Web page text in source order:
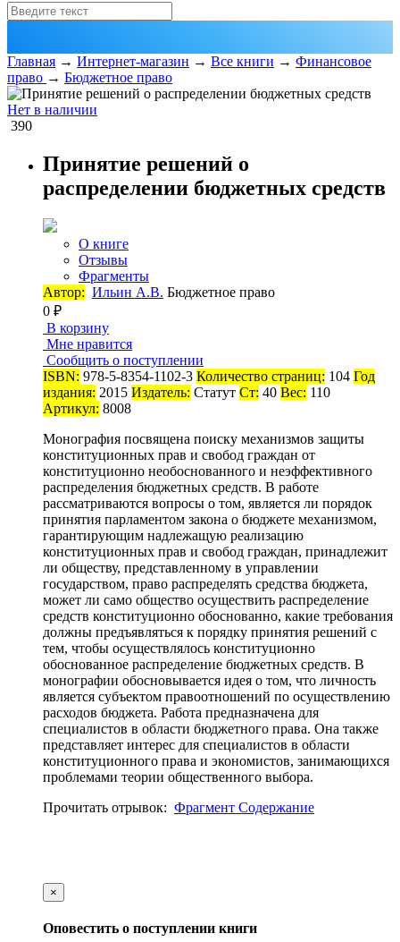
Главная → Интернет-магазин → Все книги → Финансовое
право → Бюджетное право
Нет в наличии
390
Принятие решений о
распределении бюджетных средств
О книге
Отзывы
Фрагменты
Автор: Ильин А.В. Бюджетное право
0 ₽
В корзину
Мне нравится
Сообщить о поступлении
ISBN: 978-5-8354-1102-3 Количество страниц: 104 Год
издания: 2015 Издатель: Статут Ст: 40 Вес: 110
Артикул: 8008
Монография посвящена поиску механизмов защиты
конституционных прав и свобод граждан от
конституционно необоснованного и неэффективного
распределения бюджетных средств. В работе
рассматриваются вопросы о том, является ли порядок
принятия парламентом закона о бюджете механизмом,
гарантирующим надлежащую реализацию
конституционных прав и свобод граждан, принадлежит
ли обществу, представленному в управлении
государством, право распределять средства бюджета,
может ли само общество осуществить распределение
средств конституционно обоснованно, какие требования
должны предъявляться к порядку принятия решений с
тем, чтобы осуществлялось конституционно
обоснованное распределение бюджетных средств. В
монографии обосновывается идея о том, что личность
является субъектом правоотношений по осуществлению
расходов бюджета. Работа предназначена для
специалистов в области бюджетного права. Она также
представляет интерес для специалистов в области
конституционного права и экономистов, занимающихся
проблемами теории общественного выбора.
Прочитать отрывок: Фрагмент Содержание
×
Оповестить о поступлении книги